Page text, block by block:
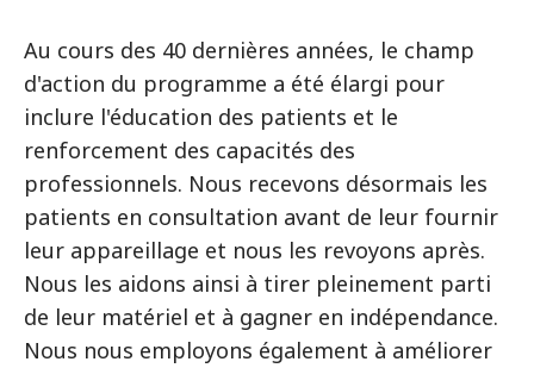
Au cours des 40 dernières années, le champ
d'action du programme a été élargi pour
inclure l'éducation des patients et le
renforcement des capacités des
professionnels. Nous recevons désormais les
patients en consultation avant de leur fournir
leur appareillage et nous les revoyons après.
Nous les aidons ainsi à tirer pleinement parti
de leur matériel et à gagner en indépendance.
Nous nous employons également à améliorer